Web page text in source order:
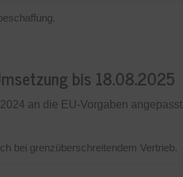
bis 18.08.2025
an die EU-Vorgaben
bei grenzüberschreitendem Vertrieb.